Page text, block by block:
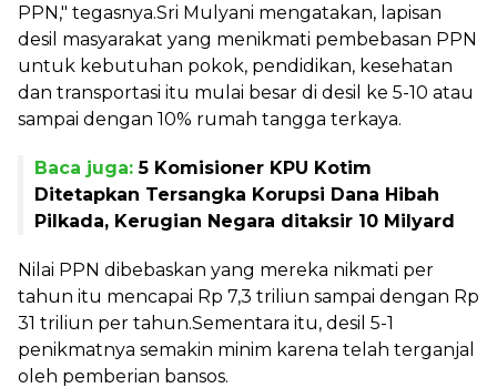
PPN," tegasnya.Sri Mulyani mengatakan, lapisan
desil masyarakat yang menikmati pembebasan PPN
untuk kebutuhan pokok, pendidikan, kesehatan
dan transportasi itu mulai besar di desil ke 5-10 atau
sampai dengan 10% rumah tangga terkaya.
Baca juga:5 Komisioner KPU Kotim
Ditetapkan Tersangka Korupsi Dana Hibah
Pilkada, Kerugian Negara ditaksir 10 Milyard
Nilai PPN dibebaskan yang mereka nikmati per
tahun itu mencapai Rp 7,3 triliun sampai dengan Rp
31 triliun per tahun.Sementara itu, desil 5-1
penikmatnya semakin minim karena telah terganjal
oleh pemberian bansos.